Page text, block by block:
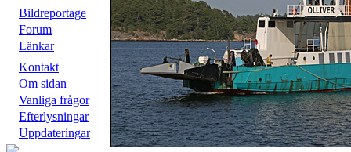
Bildreportage
Forum
Länkar
Kontakt
Om sidan
Vanliga frågor
Efterlysningar
Uppdateringar